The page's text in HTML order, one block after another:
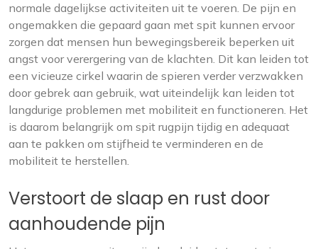
normale dagelijkse activiteiten uit te voeren. De pijn en
ongemakken die gepaard gaan met spit kunnen ervoor
zorgen dat mensen hun bewegingsbereik beperken uit
angst voor verergering van de klachten. Dit kan leiden tot
een vicieuze cirkel waarin de spieren verder verzwakken
door gebrek aan gebruik, wat uiteindelijk kan leiden tot
langdurige problemen met mobiliteit en functioneren. Het
is daarom belangrijk om spit rugpijn tijdig en adequaat
aan te pakken om stijfheid te verminderen en de
mobiliteit te herstellen.
Verstoort de slaap en rust door
aanhoudende pijn